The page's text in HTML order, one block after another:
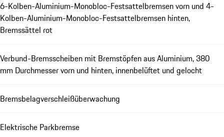
6-Kolben-Aluminium-Monobloc-Festsattelbremsen vorn und 4-
Kolben-Aluminium-Monobloc-Festsattelbremsen hinten,
Bremssättel rot
Verbund-Bremsscheiben mit Bremstöpfen aus Aluminium, 380
mm Durchmesser vorn und hinten, innenbelüftet und gelocht
Bremsbelagverschleißüberwachung
Elektrische Parkbremse